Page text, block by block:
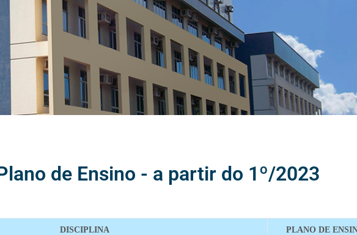
de Ensino - a partir do 1º/2023
DISCIPLINA PLANO DE